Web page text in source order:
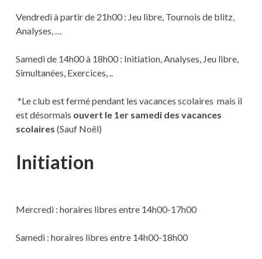
Vendredi à partir de 21h00 : Jeu libre, Tournois de blitz,
Analyses, …
Samedi de 14h00 à 18h00 : Initiation, Analyses, Jeu libre,
Simultanées, Exercices, ..
*Le club est fermé pendant les vacances scolaires mais il
est désormais ouvert le 1er samedi des vacances
scolaires (Sauf Noël)
Initiation
Mercredi : horaires libres entre 14h00-17h00
Samedi : horaires libres entre 14h00-18h00